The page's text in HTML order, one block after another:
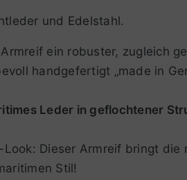
und Edelstahl.
ein robuster, zugleich
handgefertigt „made in
Leder in geflochtener
Dieser Armreif bringt die
Stil!